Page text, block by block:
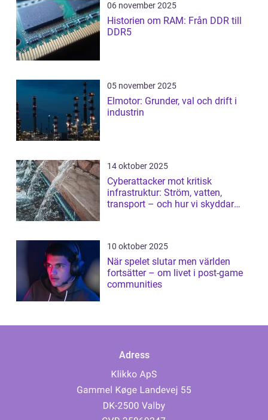
06 november 2025
Historien om RAM: Från DDR till
DDR5
05 november 2025
Elmotor: Grunder, val och drift i
industrin
14 oktober 2025
Cyberattacker mot kritisk
infrastruktur: Ström, vatten,
transport – och hur vi skyddar
10 oktober 2025
När spelet slutar men världen
fortsätter – om livet i post-game
communities
Adress